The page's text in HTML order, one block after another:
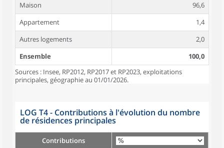
Maison
96,6
Appartement
1,4
Autres logements
2,0
Ensemble
100,0
Sources : Insee, RP2012, RP2017 et RP2023, exploitations
principales, géographie au 01/01/2026.
LOG T4 - Contributions à l'évolution du nombre
de résidences principales
Contributions